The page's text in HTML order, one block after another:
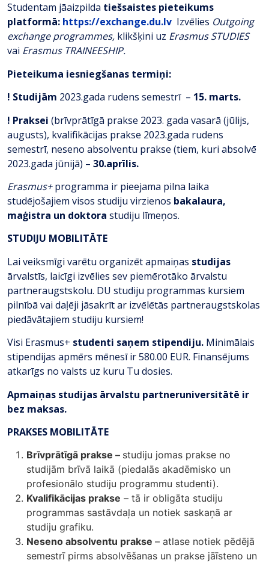
Studentam jāaizpilda tiešsaistes pieteikums
platformā: https://exchange.du.lv Izvēlies Outgoing
exchange programmes, klikšķini uz Erasmus STUDIES
vai Erasmus TRAINEESHIP.
Pieteikuma iesniegšanas termiņi:
! Studijām 2023.gada rudens semestrī – 15. marts.
! Praksei (brīvprātīgā prakse 2023. gada vasarā (jūlijs,
augusts), kvalifikācijas prakse 2023.gada rudens
semestrī, neseno absolventu prakse (tiem, kuri absolvē
2023.gada jūnijā) – 30.aprīlis.
Erasmus+programma ir pieejama pilna laika
studējošajiem visos studiju virzienos bakalaura,
maģistra un doktora studiju līmeņos.
STUDIJU MOBILITĀTE
Lai veiksmīgi varētu organizēt apmaiņas studijas
ārvalstīs, laicīgi izvēlies sev piemērotāko ārvalstu
partneraugstskolu. DU studiju programmas kursiem
pilnībā vai daļēji jāsakrīt ar izvēlētās partneraugstskolas
piedāvātajiem studiju kursiem!
Visi Erasmus+ studenti saņem stipendiju. Minimālais
stipendijas apmērs mēnesī ir 580.00 EUR. Finansējums
atkarīgs no valsts uz kuru Tu dosies.
Apmaiņas studijas ārvalstu partneruniversitātē ir
bez maksas.
PRAKSES MOBILITĀTE
Brīvprātīgā prakse – studiju jomas prakse no
studijām brīvā laikā (piedalās akadēmisko un
profesionālo studiju programmu studenti).
Kvalifikācijas prakse – tā ir obligāta studiju
programmas sastāvdaļa un notiek saskaņā ar
studiju grafiku.
Neseno absolventu prakse – atlase notiek pēdējā
semestrī pirms absolvēšanas un prakse jāīsteno un